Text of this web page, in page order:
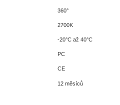
360°
2700K
-20°C až 40°C
PC
CE
12 měsíců